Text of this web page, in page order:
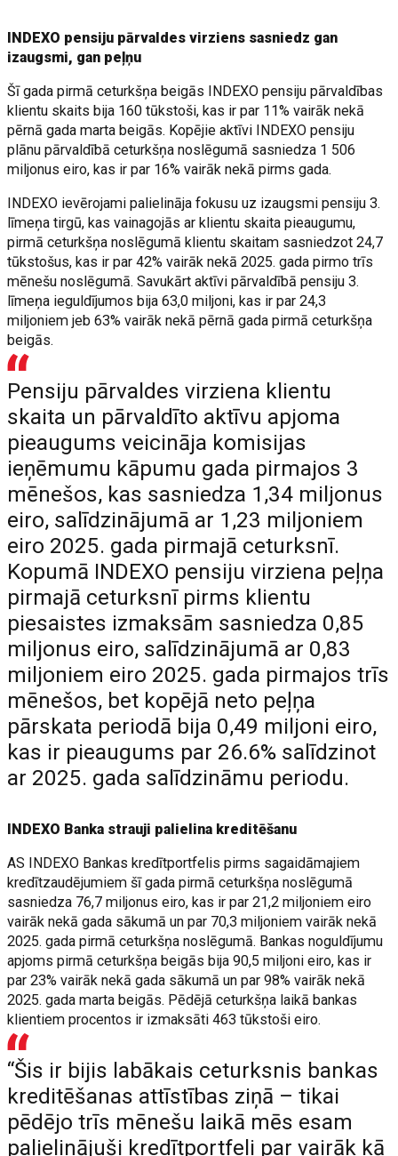
INDEXO pensiju pārvaldes virziens sasniedz gan
izaugsmi, gan peļņu
Šī gada pirmā ceturkšņa beigās INDEXO pensiju pārvaldības
klientu skaits bija 160 tūkstoši, kas ir par 11% vairāk nekā
pērnā gada marta beigās. Kopējie aktīvi INDEXO pensiju
plānu pārvaldībā ceturkšņa noslēgumā sasniedza 1 506
miljonus eiro, kas ir par 16% vairāk nekā pirms gada.
INDEXO ievērojami palielināja fokusu uz izaugsmi pensiju 3.
līmeņa tirgū, kas vainagojās ar klientu skaita pieaugumu,
pirmā ceturkšņa noslēgumā klientu skaitam sasniedzot 24,7
tūkstošus, kas ir par 42% vairāk nekā 2025. gada pirmo trīs
mēnešu noslēgumā. Savukārt aktīvi pārvaldībā pensiju 3.
līmeņa ieguldījumos bija 63,0 miljoni, kas ir par 24,3
miljoniem jeb 63% vairāk nekā pērnā gada pirmā ceturkšņa
beigās.
Pensiju pārvaldes virziena klientu
skaita un pārvaldīto aktīvu apjoma
pieaugums veicināja komisijas
ieņēmumu kāpumu gada pirmajos 3
mēnešos, kas sasniedza 1,34 miljonus
eiro, salīdzinājumā ar 1,23 miljoniem
eiro 2025. gada pirmajā ceturksnī.
Kopumā INDEXO pensiju virziena peļņa
pirmajā ceturksnī pirms klientu
piesaistes izmaksām sasniedza 0,85
miljonus eiro, salīdzinājumā ar 0,83
miljoniem eiro 2025. gada pirmajos trīs
mēnešos, bet kopējā neto peļņa
pārskata periodā bija 0,49 miljoni eiro,
kas ir pieaugums par 26.6% salīdzinot
ar 2025. gada salīdzināmu periodu.
INDEXO Banka strauji palielina kreditēšanu
AS INDEXO Bankas kredītportfelis pirms sagaidāmajiem
kredītzaudējumiem šī gada pirmā ceturkšņa noslēgumā
sasniedza 76,7 miljonus eiro, kas ir par 21,2 miljoniem eiro
vairāk nekā gada sākumā un par 70,3 miljoniem vairāk nekā
2025. gada pirmā ceturkšņa noslēgumā. Bankas noguldījumu
apjoms pirmā ceturkšņa beigās bija 90,5 miljoni eiro, kas ir
par 23% vairāk nekā gada sākumā un par 98% vairāk nekā
2025. gada marta beigās. Pēdējā ceturkšņa laikā bankas
klientiem procentos ir izmaksāti 463 tūkstoši eiro.
“Šis ir bijis labākais ceturksnis bankas
kreditēšanas attīstības ziņā – tikai
pēdējo trīs mēnešu laikā mēs esam
palielinājuši kredītportfeli par vairāk kā